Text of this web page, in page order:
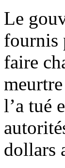
Le
fournis
faire
l’a tué
dollars